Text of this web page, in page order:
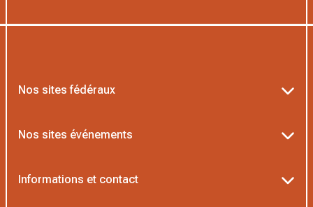
Nos sites fédéraux
Nos sites événements
Informations et contact